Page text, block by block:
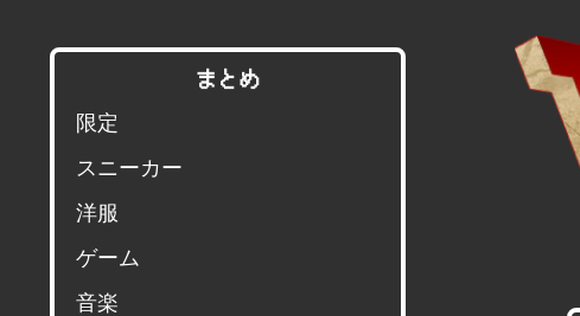
まとめ
限定
スニーカー
洋服
ゲーム
音楽